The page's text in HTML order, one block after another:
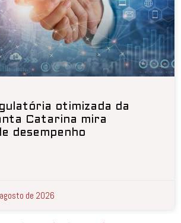
otimizada da
Catarina mira
desempenho
de 2026